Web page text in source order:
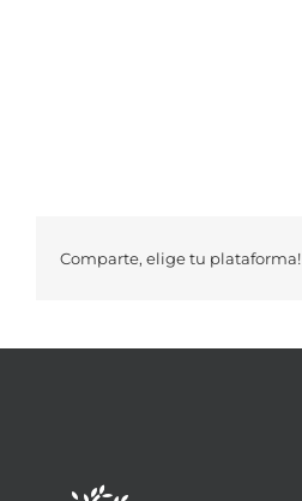
Comparte, elige tu plataforma!